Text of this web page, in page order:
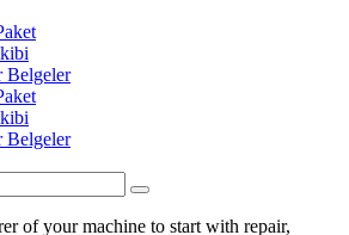
Belgeler
Belgeler
of your machine to start with repair,